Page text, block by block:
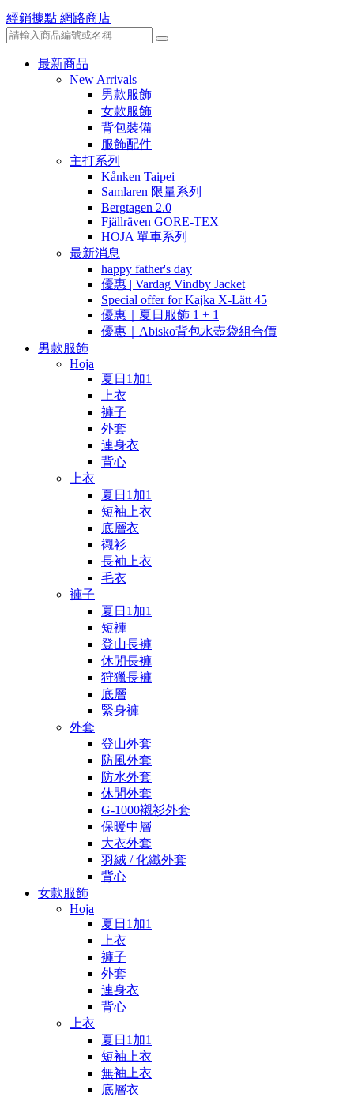
經銷據點 網路商店
最新商品
New Arrivals
男款服飾
女款服飾
背包裝備
服飾配件
主打系列
Kånken Taipei
Samlaren 限量系列
Bergtagen 2.0
Fjällräven GORE-TEX
HOJA 單車系列
最新消息
happy father's day
優惠 | Vardag Vindby Jacket
Special offer for Kajka X-Lätt 45
優惠｜夏日服飾 1 + 1
優惠｜Abisko背包水壺袋組合價
男款服飾
Hoja
夏日1加1
上衣
褲子
外套
連身衣
背心
上衣
夏日1加1
短袖上衣
底層衣
襯衫
長袖上衣
毛衣
褲子
夏日1加1
短褲
登山長褲
休閒長褲
狩獵長褲
底層
緊身褲
外套
登山外套
防風外套
防水外套
休閒外套
G-1000襯衫外套
保暖中層
大衣外套
羽絨 / 化纖外套
背心
女款服飾
Hoja
夏日1加1
上衣
褲子
外套
連身衣
背心
上衣
夏日1加1
短袖上衣
無袖上衣
底層衣